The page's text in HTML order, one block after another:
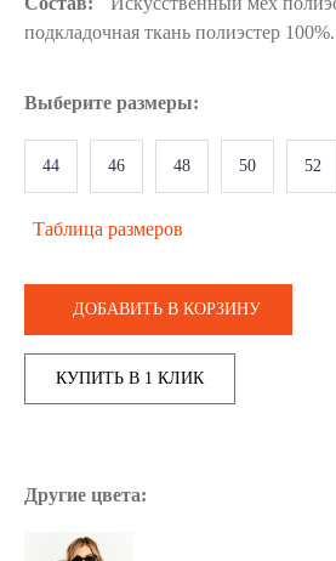
подкладочная ткань полиэстер 100%.
Выберите размеры:
44 46 48 50 52
Таблица размеров
ДОБАВИТЬ В КОРЗИНУ
КУПИТЬ В 1 КЛИК
Другие цвета: